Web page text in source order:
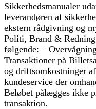
Sikkerhedsmanualer
leverandøren af
ekstern rådgivning og
Politi, Brand &
følgende: –
Transaktioner på
og driftsomkostninger
kundeservice der
Beløbet pålægges ikke
transaktion.